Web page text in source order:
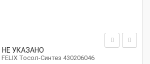
НЕ УКАЗАНО
Тосол-Синтез 430206046